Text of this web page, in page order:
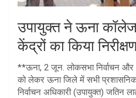
उपायुक्त ने ऊना
केंद्रों का किया
**ऊना, 2 जून. लोकसभा निर्वाचन और
को लेकर ऊना जिले में सभी प्रशासनिक
निर्वाचन अधिकारी (उपायुक्त) जतिन